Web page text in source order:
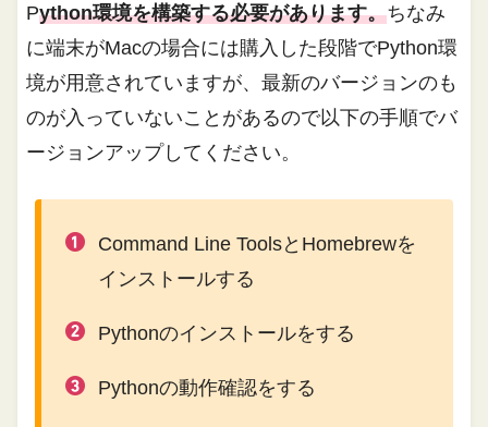
Python環境を構築する必要があります。ちなみ
に端末がMacの場合には購入した段階でPython環
境が用意されていますが、最新のバージョンのも
のが入っていないことがあるので以下の手順でバ
ージョンアップしてください。
Command Line ToolsとHomebrewを
インストールする
Pythonのインストールをする
Pythonの動作確認をする